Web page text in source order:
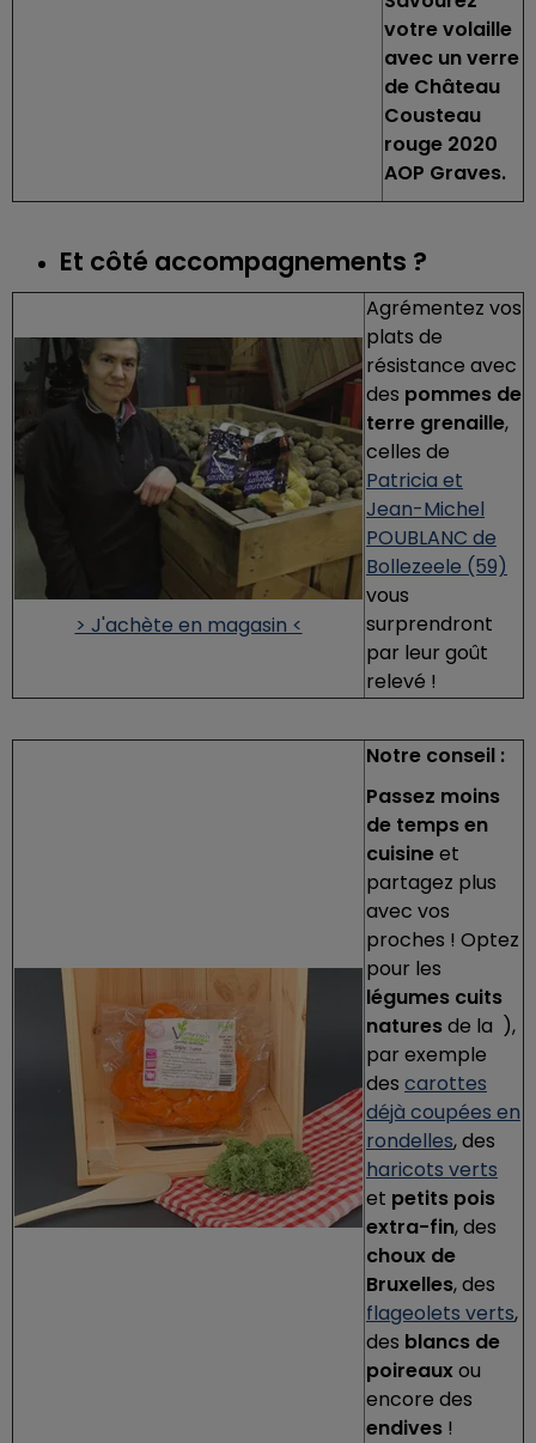
votre volaille
avec un verre
de Château
Cousteau
rouge 2020
AOP Graves.
Et côté accompagnements ?
> J'achète en magasin <
Agrémentez vos
plats de
résistance avec
des pommes de
terre grenaille,
celles de
Patricia et
Jean-Michel
POUBLANC de
Bollezeele (59)
vous
surprendront
par leur goût
relevé !
Notre conseil :
Passez moins
de temps en
cuisineet
partagez plus
avec vos
proches ! Optez
pour les
légumes cuits
naturesde la ),
par exemple
des carottes
déjà coupées en
rondelles, des
haricots verts
et petits pois
extra-fin, des
choux de
Bruxelles, des
flageolets verts,
des blancs de
poireauxou
encore des
endives !